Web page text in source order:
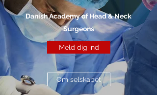
Danish Academy of Head & Neck
Surgeons
Meld dig ind
Om selskabet